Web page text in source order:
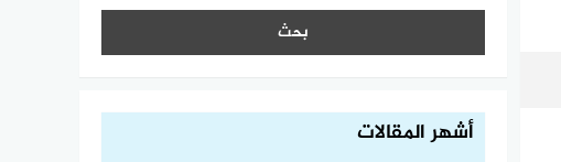
أشهر المقالات